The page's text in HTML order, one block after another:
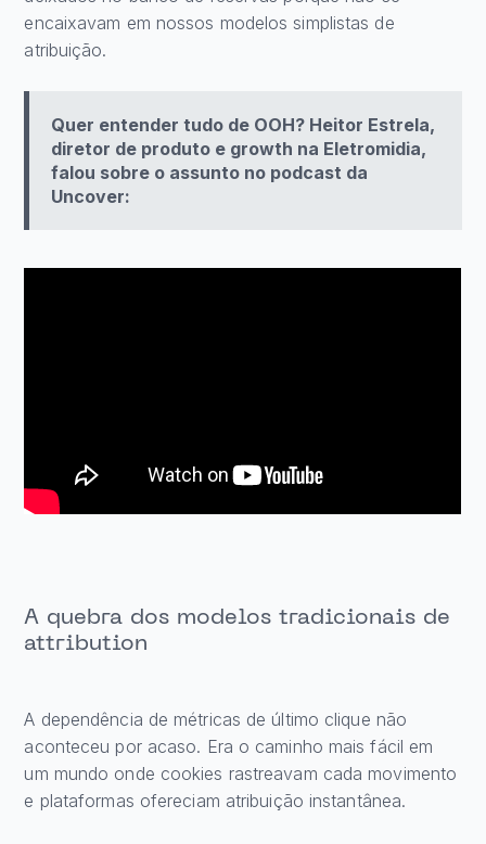
encaixavam em nossos modelos simplistas de
atribuição.
Quer entender tudo de OOH? Heitor Estrela,
diretor de produto e growth na Eletromidia,
falou sobre o assunto no podcast da
Uncover:
A quebra dos modelos tradicionais de
attribution
A dependência de métricas de último clique não
aconteceu por acaso. Era o caminho mais fácil em
um mundo onde cookies rastreavam cada movimento
e plataformas ofereciam atribuição instantânea.